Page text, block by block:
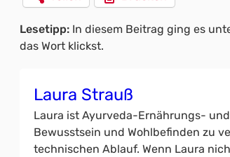
Lesetipp: In diesem Beitrag ging es
das Wort klickst.
Laura Strauß
Laura ist Ayurveda-Ernährungs-
Bewusstsein und Wohlbefinden zu
technischen Ablauf. Wenn Laura